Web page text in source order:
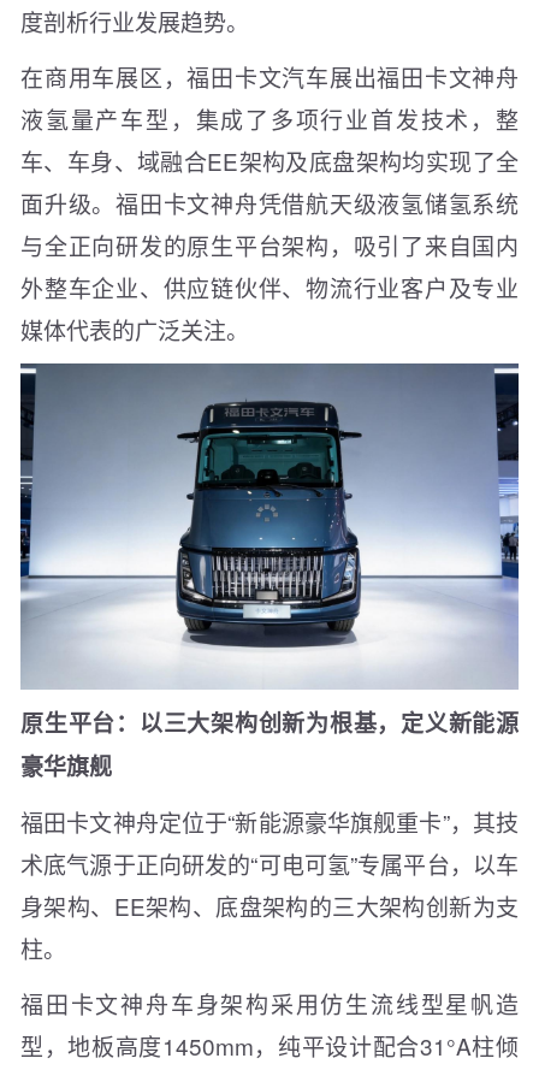
度剖析行业发展趋势。
在商用车展区，福田卡文汽车展出福田卡文神舟
液氢量产车型，集成了多项行业首发技术，整
车、车身、域融合EE架构及底盘架构均实现了全
面升级。福田卡文神舟凭借航天级液氢储氢系统
与全正向研发的原生平台架构，吸引了来自国内
外整车企业、供应链伙伴、物流行业客户及专业
媒体代表的广泛关注。
原生平台：以三大架构创新为根基，定义新能源
豪华旗舰
福田卡文神舟定位于“新能源豪华旗舰重卡”，其技
术底气源于正向研发的“可电可氢”专属平台，以车
身架构、EE架构、底盘架构的三大架构创新为支
柱。
福田卡文神舟车身架构采用仿生流线型星帆造
型，地板高度1450mm，纯平设计配合31°A柱倾